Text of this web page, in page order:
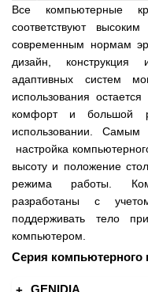
Все компьютерные
соответствуют
современным нормам
дизайн,
адаптивных систем
использования
комфорт и большой
использовании. Самым
настройка
высоту и положение
режима работы.
разработаны с
поддерживать тело
компьютером.
Серия компьютерного